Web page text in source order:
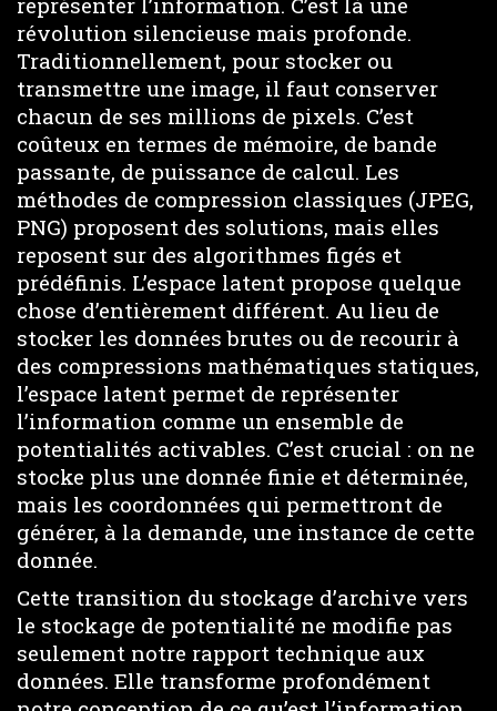
révolution silencieuse mais profonde.
Traditionnellement, pour stocker ou
transmettre une image, il faut conserver
chacun de ses millions de pixels. C’est
coûteux en termes de mémoire, de bande
passante, de puissance de calcul. Les
méthodes de compression classiques (JPEG,
PNG) proposent des solutions, mais elles
reposent sur des algorithmes figés et
prédéfinis. L’espace latent propose quelque
chose d’entièrement différent. Au lieu de
stocker les données brutes ou de recourir à
des compressions mathématiques statiques,
l’espace latent permet de représenter
l’information comme un ensemble de
potentialités activables. C’est crucial : on ne
stocke plus une donnée finie et déterminée,
mais les coordonnées qui permettront de
générer, à la demande, une instance de cette
donnée.
Cette transition du stockage d’archive vers
le stockage de potentialité ne modifie pas
seulement notre rapport technique aux
données. Elle transforme profondément